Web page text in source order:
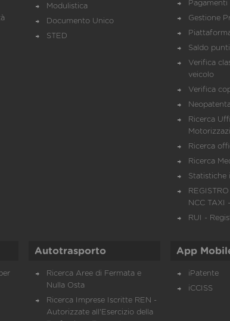
Modulistica
Documento Unico
STED
Pagamenti
Gestione
Saldo
Verifica
veicolo
Verifica
Ricerca
Ricerca
Ricerca
Statistiche
NCC TAXI
RUI -
Autotrasporto
Ricerca Aree di Fermata e
Nulla Osta
Ricerca Imprese Iscritte REN -
Autorizzate all'Esercizio della
App
iPatente
iCCISS